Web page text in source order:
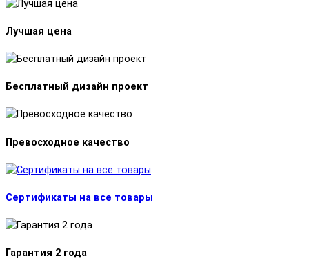
Лучшая цена
Бесплатный дизайн проект
Превосходное качество
Сертификаты на все товары
Гарантия 2 года